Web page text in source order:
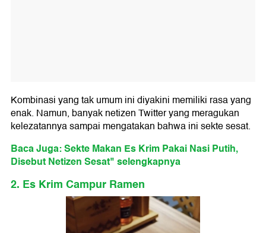
Kombinasi yang tak umum ini diyakini memiliki rasa yang
enak. Namun, banyak netizen Twitter yang meragukan
kelezatannya sampai mengatakan bahwa ini sekte sesat.
Baca Juga: Sekte Makan Es Krim Pakai Nasi Putih,
Disebut Netizen Sesat" selengkapnya
2. Es Krim Campur Ramen